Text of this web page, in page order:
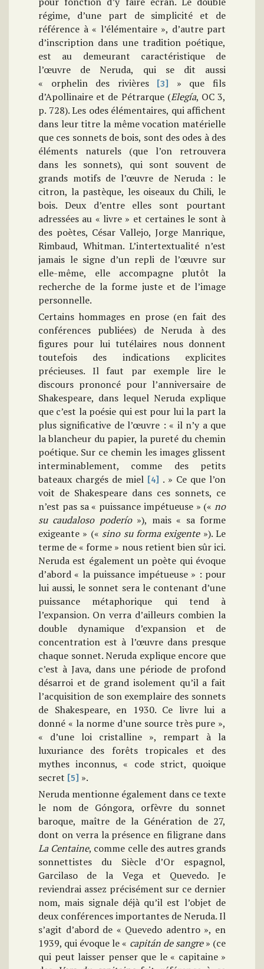
régime, d’une part de simplicité et de
référence à « l’élémentaire », d’autre part
d’inscription dans une tradition poétique,
est au demeurant caractéristique de
l’œuvre de Neruda, qui se dit aussi
« orphelin des rivières
[3]
» que fils
d’Apollinaire et de Pétrarque (Elegía, OC 3,
p. 728). Les odes élémentaires, qui affichent
dans leur titre la même vocation matérielle
que ces sonnets de bois, sont des odes à des
éléments naturels (que l’on retrouvera
dans les sonnets), qui sont souvent de
grands motifs de l’œuvre de Neruda : le
citron, la pastèque, les oiseaux du Chili, le
bois. Deux d’entre elles sont pourtant
adressées au « livre » et certaines le sont à
des poètes, César Vallejo, Jorge Manrique,
Rimbaud, Whitman. L’intertextualité n’est
jamais le signe d’un repli de l’œuvre sur
elle-même, elle accompagne plutôt la
recherche de la forme juste et de l’image
personnelle.
Certains hommages en prose (en fait des
conférences publiées) de Neruda à des
figures pour lui tutélaires nous donnent
toutefois des indications explicites
précieuses. Il faut par exemple lire le
discours prononcé pour l’anniversaire de
Shakespeare, dans lequel Neruda explique
que c’est la poésie qui est pour lui la part la
plus significative de l’œuvre : « il n’y a que
la blancheur du papier, la pureté du chemin
poétique. Sur ce chemin les images glissent
interminablement, comme des petits
bateaux chargés de miel [4] . » Ce que l’on
voit de Shakespeare dans ces sonnets, ce
n’est pas sa « puissance impétueuse » (« no
su caudaloso poderío»), mais « sa forme
exigeante » (« sino su forma exigente»). Le
terme de « forme » nous retient bien sûr ici.
Neruda est également un poète qui évoque
d’abord « la puissance impétueuse » : pour
lui aussi, le sonnet sera le contenant d’une
puissance métaphorique qui tend à
l’expansion. On verra d’ailleurs combien la
double dynamique d’expansion et de
concentration est à l’œuvre dans presque
chaque sonnet. Neruda explique encore que
c’est à Java, dans une période de profond
désarroi et de grand isolement qu’il a fait
l’acquisition de son exemplaire des sonnets
de Shakespeare, en 1930. Ce livre lui a
donné « la norme d’une source très pure »,
« d’une loi cristalline », rempart à la
luxuriance des forêts tropicales et des
mythes inconnus, « code strict, quoique
secret [5] ».
Neruda mentionne également dans ce texte
le nom de Góngora, orfèvre du sonnet
baroque, maître de la Génération de 27,
dont on verra la présence en filigrane dans
La Centaine, comme celle des autres grands
sonnettistes du Siècle d’Or espagnol,
Garcilaso de la Vega et Quevedo. Je
reviendrai assez précisément sur ce dernier
nom, mais signale déjà qu’il est l’objet de
deux conférences importantes de Neruda. Il
s’agit d’abord de « Quevedo adentro », en
1939, qui évoque le « capitán de sangre» (ce
qui peut laisser penser que le « capitaine »